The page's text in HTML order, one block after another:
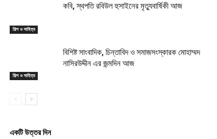
শিল্প ও সাহিত্য
কবি, স্থপতি রবিউল হুসাইনের মৃত্যুবার্ষিকী আজ
শিল্প ও সাহিত্য
বিশিষ্ট সাংবাদিক, চিন্তাবিদ ও সমাজসংস্কারক মোহাম্মদ
নাসিরউদ্দীন এর জন্মদিন আজ
একটি উত্তর দিন